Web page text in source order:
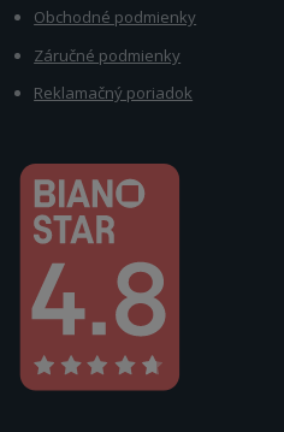
Obchodné podmienky
Záručné podmienky
Reklamačný poriadok